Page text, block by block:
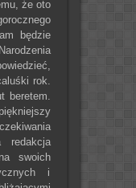
że oto
będzie
rok.
beretem.
redakcja
swoich
i